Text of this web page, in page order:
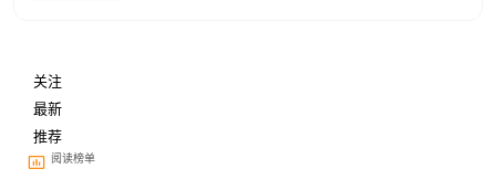
关注
最新
推荐
阅读榜单